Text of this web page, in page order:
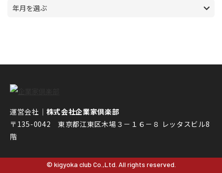
年月を選ぶ
運営会社｜ 株式会社企業家倶楽部
〒135-0042 東京都江東区木場３－１６－８ レッタスビル8
階
© kigyoka club Co.,Ltd. All rights reserved.